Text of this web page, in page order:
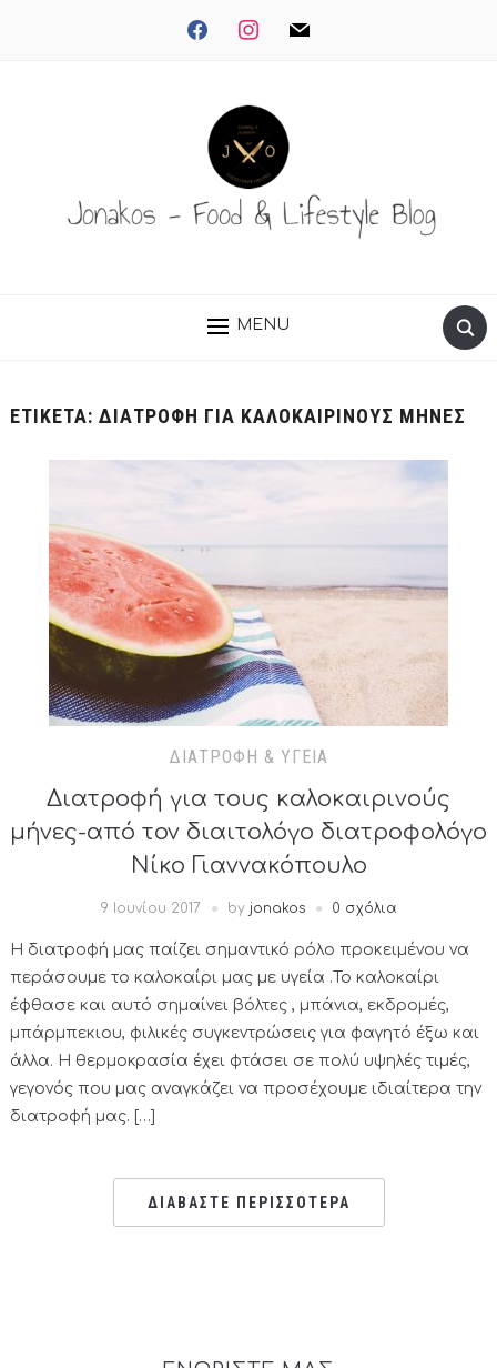
facebookinstagrammail
MENU
ΕΤΙΚΈΤΑ: ΔΙΑΤΡΟΦΗ ΓΙΑ ΚΑΛΟΚΑΙΡΙΝΟΥΣ ΜΗΝΕΣ
ΔΙΑΤΡΟΦΉ & ΥΓΕΊΑ
Διατροφή για τους καλοκαιρινούς
μήνες-από τον διαιτολόγο διατροφολόγο
Νίκο Γιαννακόπουλο
9 Ιουνίου 2017 by jonakos 0 σχόλια
Η διατροφή μας παίζει σημαντικό ρόλο προκειμένου να
περάσουμε το καλοκαίρι μας με υγεία .Το καλοκαίρι
έφθασε και αυτό σημαίνει βόλτες , μπάνια, εκδρομές,
μπάρμπεκιου, φιλικές συγκεντρώσεις για φαγητό έξω και
άλλα. Η θερμοκρασία έχει φτάσει σε πολύ υψηλές τιμές,
γεγονός που μας αναγκάζει να προσέχουμε ιδιαίτερα την
διατροφή μας. […]
ΔΙΑΒΑΣΤΕ ΠΕΡΙΣΣΟΤΕΡΑ